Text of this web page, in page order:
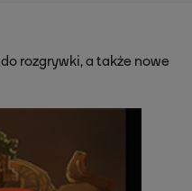
do rozgrywki, a także nowe